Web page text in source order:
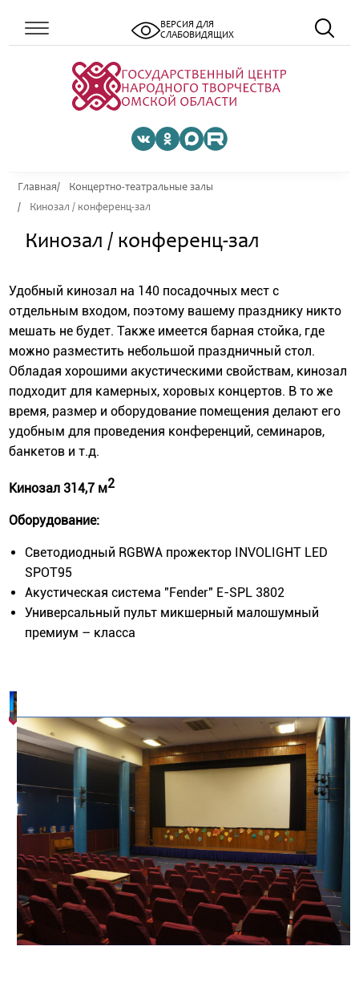
ВЕРСИЯ ДЛЯ
СЛАБОВИДЯЩИХ
Главная
Концертно-театральные залы
Кинозал / конференц-зал
Кинозал / конференц-зал
Удобный кинозал на 140 посадочных мест с
отдельным входом, поэтому вашему празднику никто
мешать не будет. Также имеется барная стойка, где
можно разместить небольшой праздничный стол.
Обладая хорошими акустическими свойствам, кинозал
подходит для камерных, хоровых концертов. В то же
время, размер и оборудование помещения делают его
удобным для проведения конференций, семинаров,
банкетов и т.д.
Кинозал 314,7 м2
Оборудование:
Светодиодный RGBWA прожектор INVOLIGHT LED
SPOT95
Акустическая система "Fender" E-SPL 3802
Универсальный пульт микшерный малошумный
премиум – класса